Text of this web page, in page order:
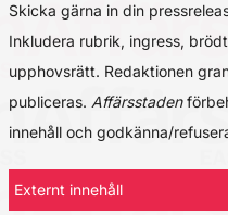
Skicka gärna in din
Inkludera rubrik, ingress,
upphovsrätt. Redaktionen
publiceras. Affärsstaden
innehåll och godkänna/
Externt innehåll